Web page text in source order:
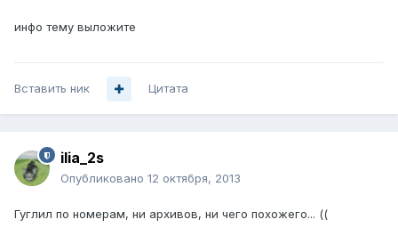
инфо тему выложите
Вставить ник Цитата
ilia_2s
Опубликовано 12 октября, 2013
Гуглил по номерам, ни архивов, ни чего похожего... ((